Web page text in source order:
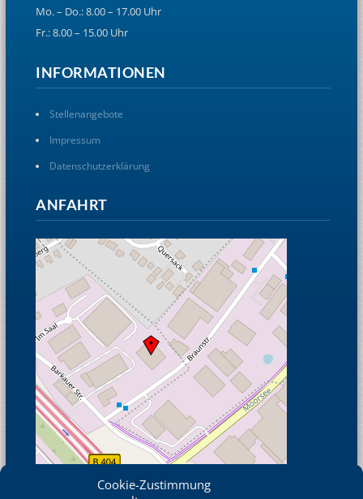
Cookie-Zustimmung
Mo. – Do.: 8.00 – 17.00 Uhr
Fr.: 8.00 – 15.00 Uhr
INFORMATIONEN
Stellenangebote
Impressum
Datenschutzerklärung
ANFAHRT